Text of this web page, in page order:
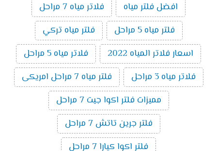
افضل فلتر مياه
فلاتر مياه 7 مراحل
فلتر مياه 5 مراحل
فلتر مياه تركي
اسعار فلاتر المياه 2022
فلاتر مياه 5 مراحل
فلاتر مياه 3 مراحل
فلتر مياه 7 مراحل امريكى
مميزات فلتر اكوا جيت 7 مراحل
فلتر جرين تاتش 7 مراحل
فلتر اكوا كيارا 7 مراحل